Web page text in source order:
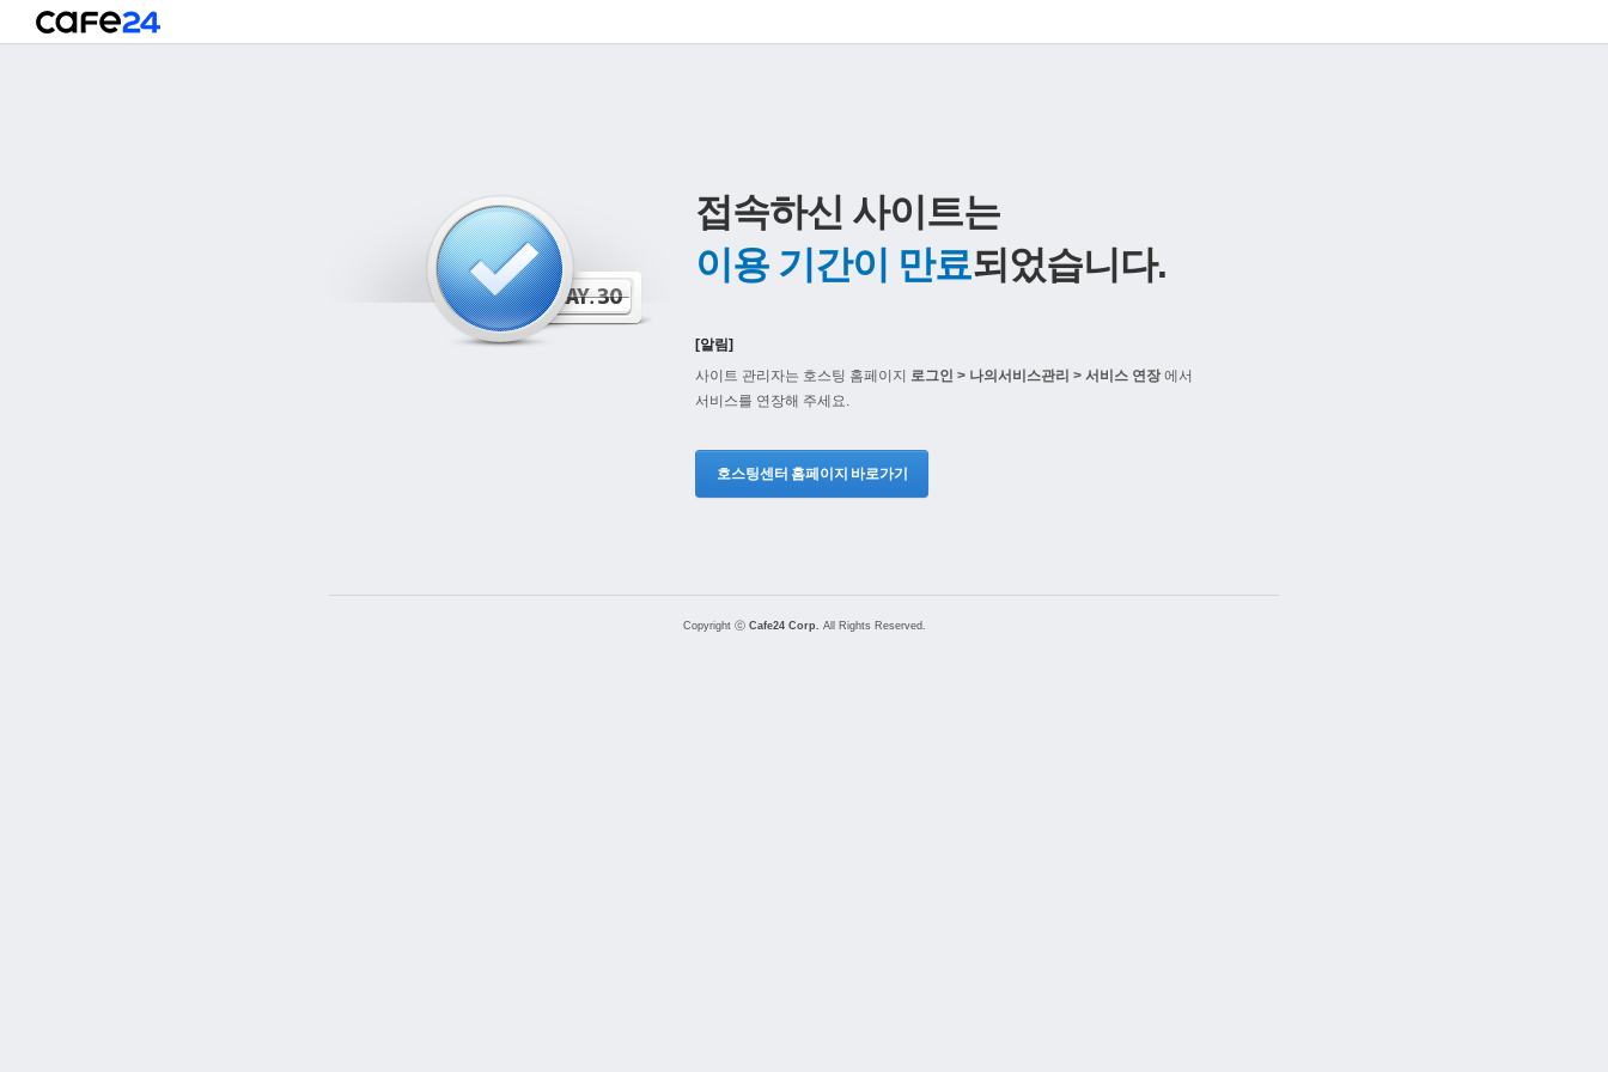
접속하신 사이트는
이용 기간이 만료되었습니다.
[알림]
사이트 관리자는 호스팅 홈페이지 로그인 > 나의서비스관리 > 서비스 연장에서
서비스를 연장해 주세요.
호스팅센터 홈페이지 바로가기
Copyright ⓒ Cafe24 Corp. All Rights Reserved.